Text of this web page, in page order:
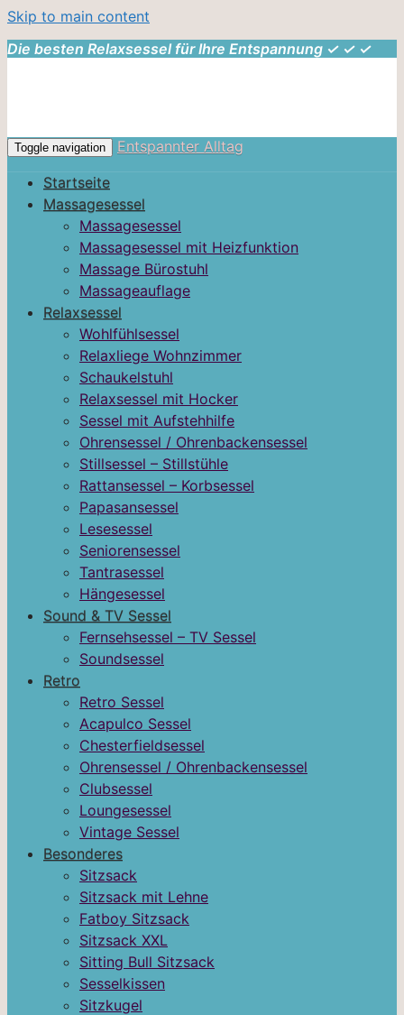
Skip to main content
Die besten Relaxsessel für Ihre Entspannung ✓ ✓ ✓
Toggle navigation
Entspannter Alltag
Startseite
Massagesessel
Massagesessel
Massagesessel mit Heizfunktion
Massage Bürostuhl
Massageauflage
Relaxsessel
Wohlfühlsessel
Relaxliege Wohnzimmer
Schaukelstuhl
Relaxsessel mit Hocker
Sessel mit Aufstehhilfe
Ohrensessel / Ohrenbackensessel
Stillsessel – Stillstühle
Rattansessel – Korbsessel
Papasansessel
Lesesessel
Seniorensessel
Tantrasessel
Hängesessel
Sound & TV Sessel
Fernsehsessel – TV Sessel
Soundsessel
Retro
Retro Sessel
Acapulco Sessel
Chesterfieldsessel
Ohrensessel / Ohrenbackensessel
Clubsessel
Loungesessel
Vintage Sessel
Besonderes
Sitzsack
Sitzsack mit Lehne
Fatboy Sitzsack
Sitzsack XXL
Sitting Bull Sitzsack
Sesselkissen
Sitzkugel